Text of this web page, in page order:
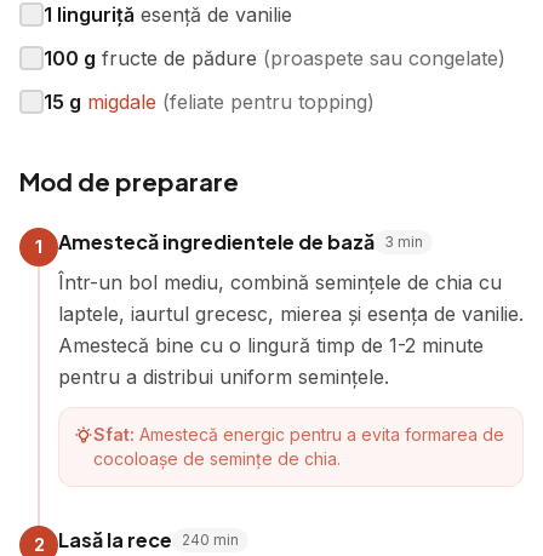
1 linguriță esență de vanilie
100 g fructe de pădure (proaspete sau congelate)
15 g migdale (feliate pentru topping)
Mod de preparare
1 Amestecă ingredientele de bază 3 min
Într-un bol mediu, combină semințele de chia cu
laptele, iaurtul grecesc, mierea și esența de vanilie.
Amestecă bine cu o lingură timp de 1-2 minute
pentru a distribui uniform semințele.
Sfat: Amestecă energic pentru a evita formarea de
cocoloașe de semințe de chia.
2 Lasă la rece 240 min